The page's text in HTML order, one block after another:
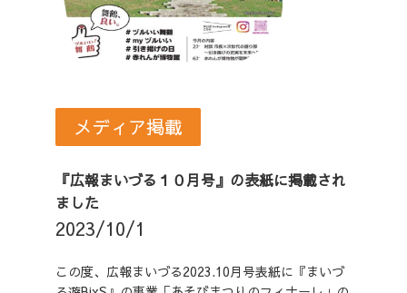
メディア掲載
『広報まいづる１０月号』の表紙に掲載され
ました
2023/10/1
この度、広報まいづる2023.10月号表紙に『まいづ